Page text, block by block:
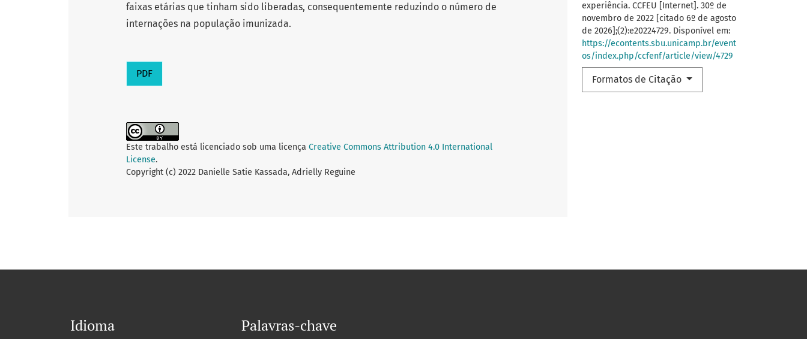
experiência. CCFEU [Internet]. 30º de
novembro de 2022 [citado 6º de agosto
de 2026];(2):e20224729. Disponível em:
https://econtents.sbu.unicamp.br/event
os/index.php/ccfenf/article/view/4729
Formatos de Citação
faixas etárias que tinham sido liberadas, consequentemente reduzindo o número de
internações na população imunizada.
PDF
Este trabalho está licenciado sob uma licença Creative Commons Attribution 4.0 International
License.
Copyright (c) 2022 Danielle Satie Kassada, Adrielly Reguine
Idioma Palavras-chave